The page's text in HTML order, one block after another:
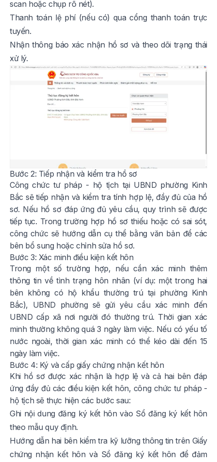
scan hoặc chụp rõ nét).
Thanh toán lệ phí (nếu có) qua cổng thanh toán trực
tuyến.
Nhận thông báo xác nhận hồ sơ và theo dõi trạng thái
xử lý.
Bước 2: Tiếp nhận và kiểm tra hồ sơ
Công chức tư pháp - hộ tịch tại UBND phường Kinh
Bắc sẽ tiếp nhận và kiểm tra tính hợp lệ, đầy đủ của hồ
sơ. Nếu hồ sơ đáp ứng đủ yêu cầu, quy trình sẽ được
tiếp tục. Trong trường hợp hồ sơ thiếu hoặc có sai sót,
công chức sẽ hướng dẫn cụ thể bằng văn bản để các
bên bổ sung hoặc chỉnh sửa hồ sơ.
Bước 3: Xác minh điều kiện kết hôn
Trong một số trường hợp, nếu cần xác minh thêm
thông tin về tình trạng hôn nhân (ví dụ: một trong hai
bên không có hộ khẩu thường trú tại phường Kinh
Bắc), UBND phường sẽ gửi yêu cầu xác minh đến
UBND cấp xã nơi người đó thường trú. Thời gian xác
minh thường không quá 3 ngày làm việc. Nếu có yếu tố
nước ngoài, thời gian xác minh có thể kéo dài đến 15
ngày làm việc.
Bước 4: Ký và cấp giấy chứng nhận kết hôn
Khi hồ sơ được xác nhận là hợp lệ và cả hai bên đáp
ứng đầy đủ các điều kiện kết hôn, công chức tư pháp -
hộ tịch sẽ thực hiện các bước sau:
Ghi nội dung đăng ký kết hôn vào Sổ đăng ký kết hôn
theo mẫu quy định.
Hướng dẫn hai bên kiểm tra kỹ lưỡng thông tin trên Giấy
chứng nhận kết hôn và Sổ đăng ký kết hôn để đảm